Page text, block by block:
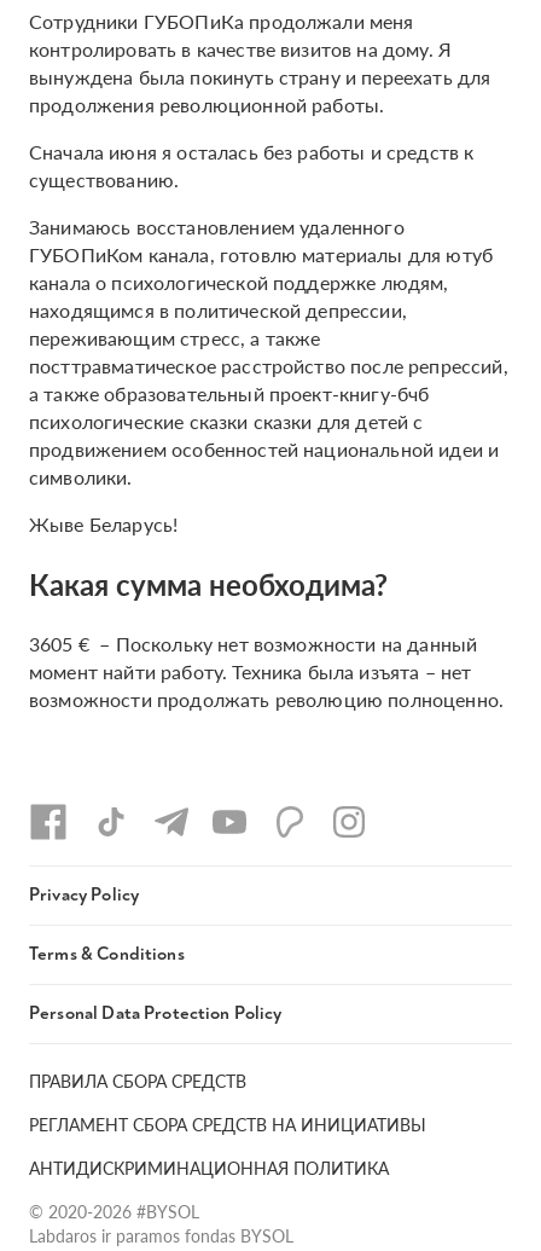
Cотрудники ГУБОПиКа продолжали меня
контролировать в качестве визитов на дому. Я
вынуждена была покинуть страну и переехать для
продолжения революционной работы.
Сначала июня я осталась без работы и средств к
существованию.
Занимаюсь восстановлением удаленного
ГУБОПиКом канала, готовлю материалы для ютуб
канала о психологической поддержке людям,
находящимся в политической депрессии,
переживающим стресс, а также
посттравматическое расстройство после репрессий,
а также образовательный проект-книгу-бчб
психологические сказки сказки для детей с
продвижением особенностей национальной идеи и
символики.
Жыве Беларусь!
Какая сумма необходима?
3605 € – Поскольку нет возможности на данный
момент найти работу. Техника была изъята – нет
возможности продолжать революцию полноценно.
ПРАВИЛА СБОРА СРЕДСТВ
РЕГЛАМЕНТ СБОРА СРЕДСТВ НА ИНИЦИАТИВЫ
АНТИДИСКРИМИНАЦИОННАЯ ПОЛИТИКА
© 2020-2026 #BYSOL
Labdaros ir paramos fondas BYSOL
Privacy Policy
Terms & Conditions
Personal Data Protection Policy